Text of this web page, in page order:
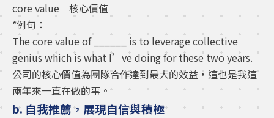
core value 核心價值
*例句：
The core value of ______ is to leverage collective
genius which is what I’ve doing for these two years.
公司的核心價值為團隊合作達到最大的效益，這也是我這
兩年來一直在做的事。
b. 自我推薦，展現自信與積極